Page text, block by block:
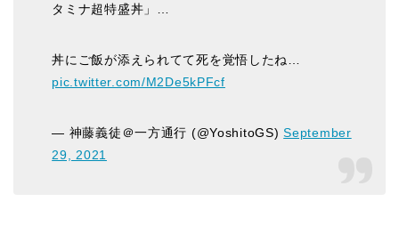
タミナ超特盛丼」…
丼にご飯が添えられてて死を覚悟したね…
pic.twitter.com/M2De5kPFcf
— 神藤義徒＠一方通行 (@YoshitoGS)September
29, 2021